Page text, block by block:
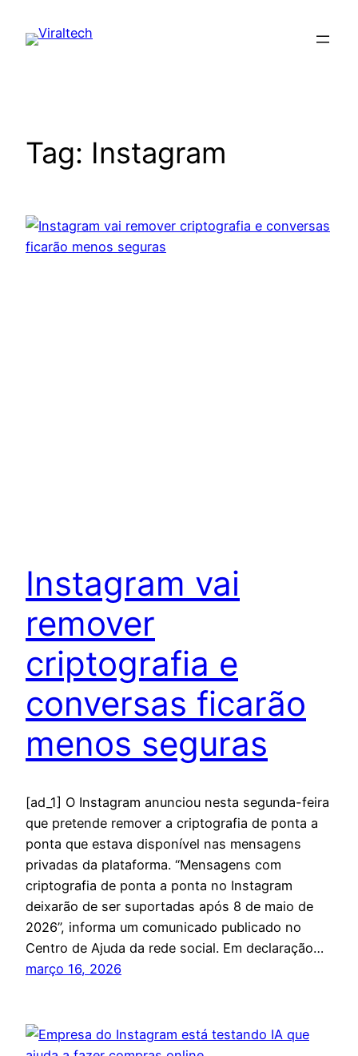
para
Tag: Instagram
Instagram vai
remover
criptografia e
conversas ficarão
menos seguras
[ad_1] O Instagram anunciou nesta segunda-feira
que pretende remover a criptografia de ponta a
ponta que estava disponível nas mensagens
privadas da plataforma. “Mensagens com
criptografia de ponta a ponta no Instagram
deixarão de ser suportadas após 8 de maio de
2026”, informa um comunicado publicado no
Centro de Ajuda da rede social. Em declaração…
março 16, 2026